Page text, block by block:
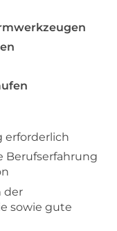
erforderlich
Berufserfahrung
der
sowie gute